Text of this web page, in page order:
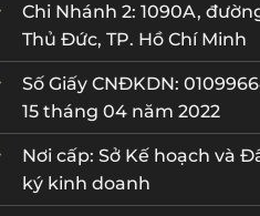
Chi Nhánh 2: 1090A,
Thủ Đức, TP. Hồ Chí Minh
Số Giấy CNĐKDN:
15 tháng 04 năm 2022
Nơi cấp: Sở Kế hoạch và
ký kinh doanh